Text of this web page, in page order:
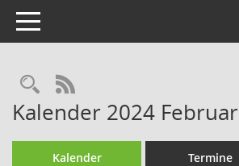
Toggle navigation
Rechercheauswahl
RSS-Feed
Kalender 2024 Februar
Kalender Termine